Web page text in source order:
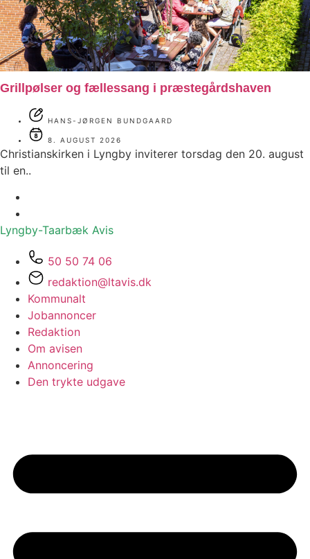
Grillpølser og fællessang i præstegårdshaven
HANS-JØRGEN BUNDGAARD
8. AUGUST 2026
Christianskirken i Lyngby inviterer torsdag den 20. august
til en..
Lyngby-Taarbæk Avis
50 50 74 06
redaktion@ltavis.dk
Kommunalt
Jobannoncer
Redaktion
Om avisen
Annoncering
Den trykte udgave